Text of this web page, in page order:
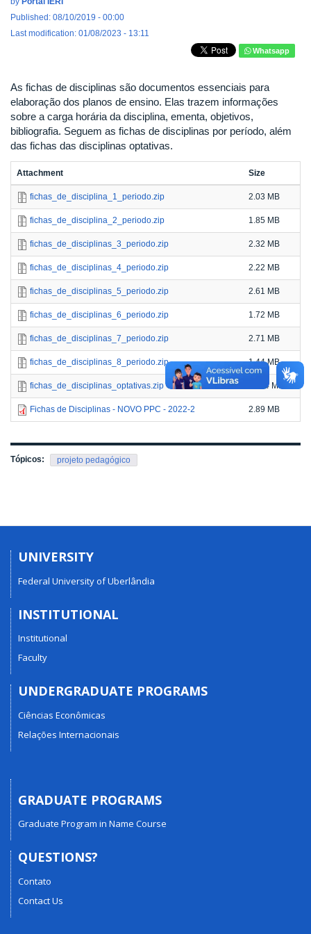
Published: 08/10/2019 - 00:00
Last modification: 01/08/2023 - 13:11
Whatsapp
As fichas de disciplinas são documentos essenciais para
elaboração dos planos de ensino. Elas trazem informações
sobre a carga horária da disciplina, ementa, objetivos,
bibliografia. Seguem as fichas de disciplinas por período, além
das fichas das disciplinas optativas.
Attachment Size
fichas_de_disciplina_1_periodo.zip 2.03 MB
fichas_de_disciplina_2_periodo.zip 1.85 MB
fichas_de_disciplinas_3_periodo.zip 2.32 MB
fichas_de_disciplinas_4_periodo.zip 2.22 MB
fichas_de_disciplinas_5_periodo.zip 2.61 MB
fichas_de_disciplinas_6_periodo.zip 1.72 MB
fichas_de_disciplinas_7_periodo.zip 2.71 MB
fichas_de_disciplinas_8_periodo.zip 1.44 MB
fichas_de_disciplinas_optativas.zip 11.94 MB
Fichas de Disciplinas - NOVO PPC - 2022-2 2.89 MB
Tópicos: projeto pedagógico
UNIVERSITY
Federal University of Uberlândia
INSTITUTIONAL
Institutional
Faculty
UNDERGRADUATE PROGRAMS
Ciências Econômicas
Relações Internacionais
GRADUATE PROGRAMS
Graduate Program in Name Course
QUESTIONS?
Contato
Contact Us